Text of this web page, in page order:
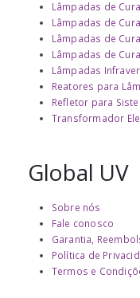
Lâmpadas de Cura
Lâmpadas de Cura
Lâmpadas de
Lâmpadas de
Lâmpadas
Reatores para
Refletor para
Transformador
Global UV
Sobre nós
Fale conosco
Garantia,
Política de
Termos e